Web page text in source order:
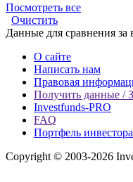
Посмотреть все
Очистить
Данные для сравнения
О сайте
Написать нам
Правовая
Получить данные /
Investfunds-PRO
FAQ
Портфель инвестора
Copyright © 2003-2026